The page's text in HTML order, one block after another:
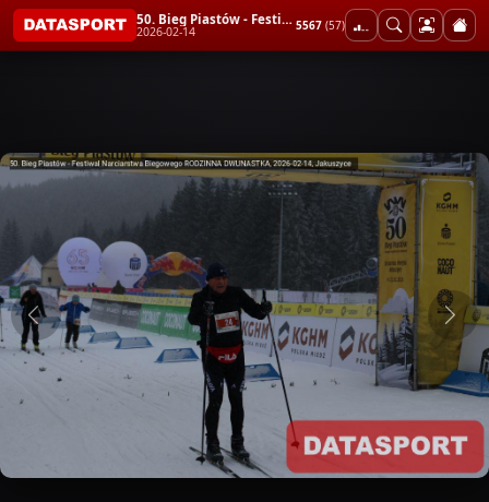
50. Bieg Piastów - Festiwal Narciarstwa Biegowego RODZINNA DWUNASTKA
2026-02-14 5567 (57)